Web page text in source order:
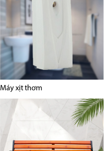
Máy xịt thơm